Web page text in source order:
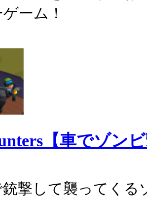
ーム！
【車でゾン
撃して襲ってくる